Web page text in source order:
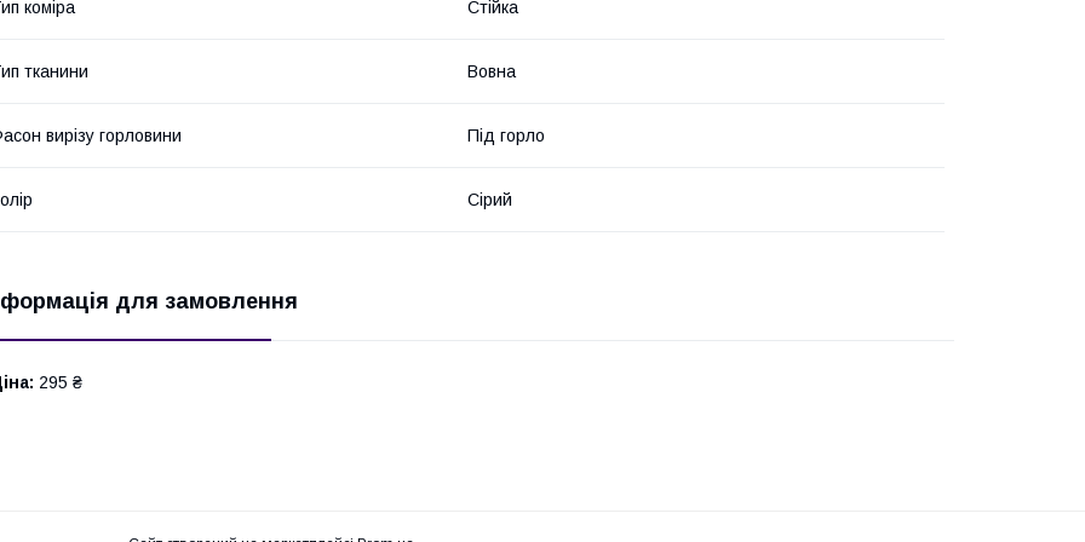
коміра Стійка
тканини Вовна
вирізу горловини Під горло
Сірий
для замовлення
295 ₴